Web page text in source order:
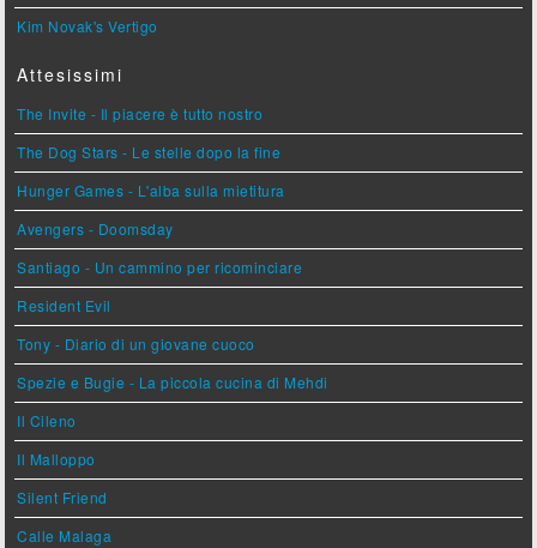
Kim Novak's Vertigo
Attesissimi
The Invite - Il piacere è tutto nostro
The Dog Stars - Le stelle dopo la fine
Hunger Games - L'alba sulla mietitura
Avengers - Doomsday
Santiago - Un cammino per ricominciare
Resident Evil
Tony - Diario di un giovane cuoco
Spezie e Bugie - La piccola cucina di Mehdi
Il Cileno
Il Malloppo
Silent Friend
Calle Malaga